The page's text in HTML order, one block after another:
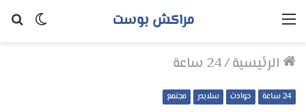
الوضع
مراكش بوست القائمة
الرئيسية/24 ساعة
24 ساعة حوادث سلايدر مجتمع